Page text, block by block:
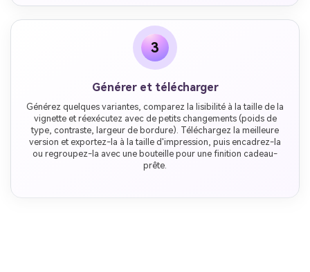
3
Générer et télécharger
Générez quelques variantes, comparez la lisibilité à la taille de la
vignette et réexécutez avec de petits changements (poids de
type, contraste, largeur de bordure). Téléchargez la meilleure
version et exportez-la à la taille d'impression, puis encadrez-la
ou regroupez-la avec une bouteille pour une finition cadeau-
prête.